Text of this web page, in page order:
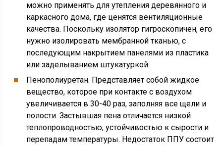
можно применять для утепления деревянного и
каркасного дома, где ценятся вентиляционные
качества. Поскольку изолятор гигроскопичен, его
нужно изолировать мембранной тканью, с
последующим накрытием панелями из пластика
или заделыванием штукатуркой.
Пенополиуретан. Представляет собой жидкое
вещество, которое при контакте с воздухом
увеличивается в 30-40 раз, заполняя все щели и
полости. Застывшая пена отличается низкой
теплопроводностью, устойчивостью к сырости и
перепадам температуры. Недостаток ППУ состоит